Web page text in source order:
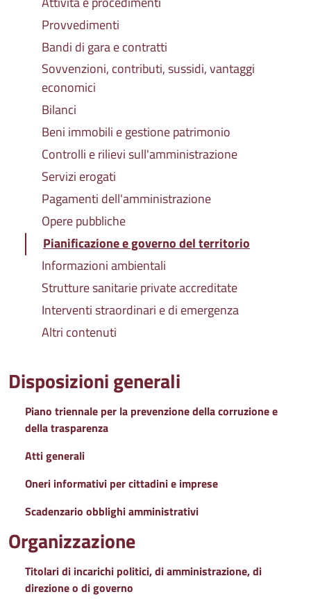
Provvedimenti
Bandi di gara e contratti
Sovvenzioni, contributi, sussidi, vantaggi
economici
Bilanci
Beni immobili e gestione patrimonio
Controlli e rilievi sull'amministrazione
Servizi erogati
Pagamenti dell'amministrazione
Opere pubbliche
Pianificazione e governo del territorio
Informazioni ambientali
Strutture sanitarie private accreditate
Interventi straordinari e di emergenza
Altri contenuti
Disposizioni generali
Piano triennale per la prevenzione della corruzione e
della trasparenza
Atti generali
Oneri informativi per cittadini e imprese
Scadenzario obblighi amministrativi
Organizzazione
Titolari di incarichi politici, di amministrazione, di
direzione o di governo